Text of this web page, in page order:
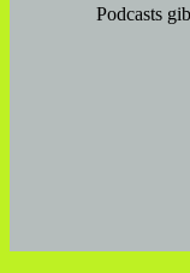
Podcasts